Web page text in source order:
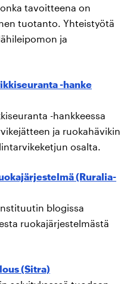
tavoitteena on
tuotanto. Yhteistyötä
ja
-hanke
-hankkeessa
ja ruokahävikin
osalta.
(Ruralia-
blogissa
ruokajärjestelmästä
(Sitra)